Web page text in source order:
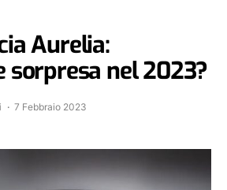
Aurelia:
nel 2023?
7 Febbraio 2023